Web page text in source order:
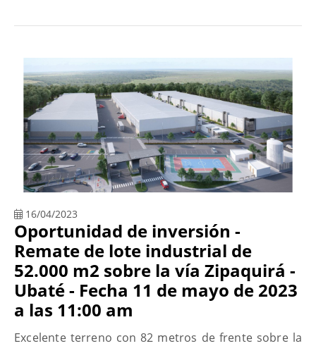
16/04/2023
Oportunidad de inversión -
Remate de lote industrial de
52.000 m2 sobre la vía Zipaquirá -
Ubaté - Fecha 11 de mayo de 2023
a las 11:00 am
Excelente terreno con 82 metros de frente sobre la